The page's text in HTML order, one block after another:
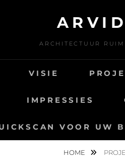
ARCHITECTUUR
VISIE
IMPRESSIES
VOOR UW
HOME